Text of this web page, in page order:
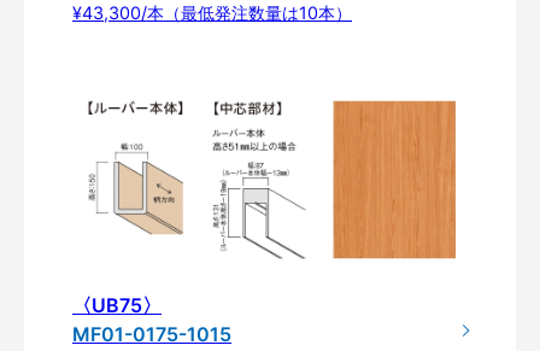
¥43,300/本（最低発注数量は10本）
〈UB75〉
MF01-0175-1015